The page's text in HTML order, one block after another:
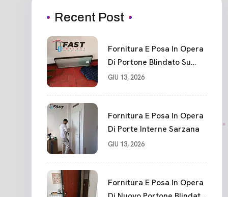
Recent Post
Fornitura E Posa In Opera
Di Portone Blindato Su
Misura In PVC, Panello
Punti La Spezia
GIU 13, 2026
Fornitura E Posa In Opera
Di Porte Interne Sarzana
GIU 13, 2026
Fornitura E Posa In Opera